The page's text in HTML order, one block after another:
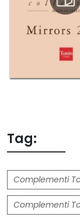
Tag:
Complementi
Complementi